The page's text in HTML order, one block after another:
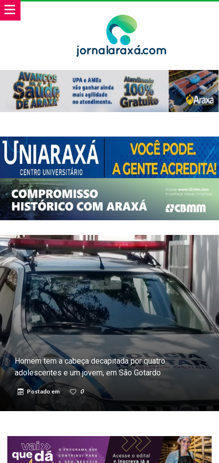
Homem tem a cabeça decapitada por quatro
adolescentes e um jovem, em São Gotardo
Postado em 0